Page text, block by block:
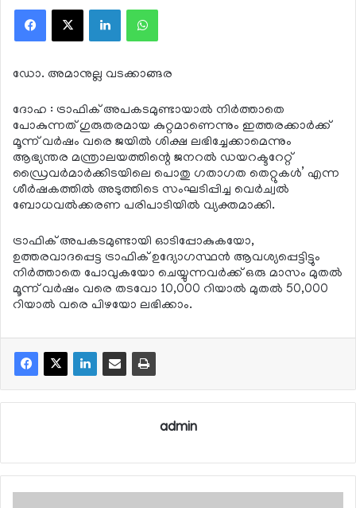
Facebook
X LinkedInWhatsApp
ഡോ. അമാനുല്ല വടക്കാങ്ങര
ദോഹ : ട്രാഫിക് അപകടമുണ്ടായാല്‍ നിര്‍ത്താതെ
പോകുന്നത് ഗുരുതരമായ കുറ്റമാണെന്നും ഇത്തരക്കാര്‍ക്ക്
മൂന്ന് വര്‍ഷം വരെ ജയില്‍ ശിക്ഷ ലഭിച്ചേക്കാമെന്നും
ആഭ്യന്തര മന്ത്രാലയത്തിന്റെ ജനറല്‍ ഡയറക്ടറേറ്റ്
ഡ്രൈവര്‍മാര്‍ക്കിടയിലെ പൊതു ഗതാഗത തെറ്റുകള്‍’ എന്ന
ശീര്‍ഷകത്തില്‍ അടുത്തിടെ സംഘടിപ്പിച്ച വെര്‍ച്വല്‍
ബോധവല്‍ക്കരണ പരിപാടിയില്‍ വ്യക്തമാക്കി.
ട്രാഫിക് അപകടമുണ്ടായി ഓടിപ്പോകുകയോ,
ഉത്തരവാദപ്പെട്ട ട്രാഫിക് ഉദ്യോഗസ്ഥന്‍ ആവശ്യപ്പെട്ടിട്ടും
നിര്‍ത്താതെ പോവുകയോ ചെയ്യുന്നവര്‍ക്ക് ഒരു മാസം മുതല്‍
മൂന്ന് വര്‍ഷം വരെ തടവോ 10,000 റിയാല്‍ മുതല്‍ 50,000
റിയാല്‍ വരെ പിഴയോ ലഭിക്കാം.
admin